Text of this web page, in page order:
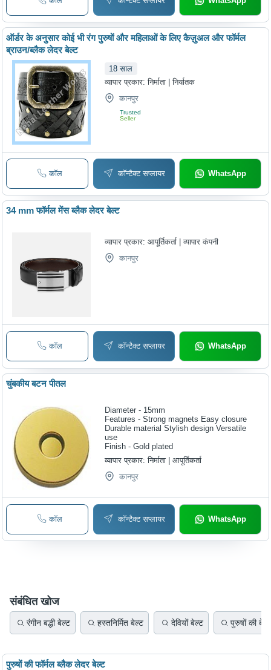
ऑर्डर के अनुसार कोई भी रंग पुरुषों और महिलाओं के लिए कैज़ुअल और फॉर्मल
ब्राउन/ब्लैक लेदर बेल्ट
18 साल
व्यापार प्रकार:निर्माता | निर्यातक
कानपुर
Trusted
Seller
कॉल कॉन्टैक्ट सप्लायर WhatsApp
34 mm फॉर्मल मेंस ब्लैक लेदर बेल्ट
व्यापार प्रकार:आपूर्तिकर्ता | व्यापार कंपनी
कानपुर
कॉल कॉन्टैक्ट सप्लायर WhatsApp
चुंबकीय बटन पीतल
Diameter - 15mm
Features - Strong magnets Easy closure
Durable material Stylish design Versatile
use
Finish - Gold plated
व्यापार प्रकार:निर्माता | आपूर्तिकर्ता
कानपुर
कॉल कॉन्टैक्ट सप्लायर WhatsApp
संबंधित खोज
रंगीन बद्धी बेल्ट हस्तनिर्मित बेल्ट देवियों बेल्ट पुरुषों की बेल्ट
पुरुषों की फॉर्मल ब्लैक लेदर बेल्ट